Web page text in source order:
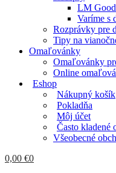
LM
Varíme s
Rozprávky pre
Tipy na
Omaľovánky
Omaľovánky
Online
Eshop
Nákupný košík
Pokladňa
Môj účet
Často kladené
Všeobecné
0,00 €0